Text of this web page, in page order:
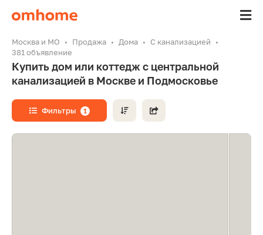
Москва и МО Продажа Дома
С канализацией
381 объявление
Купить дом или коттедж с центральной
канализацией в Москве и Подмосковье
Фильтры 1